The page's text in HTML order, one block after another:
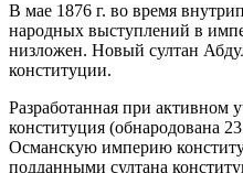
В мае 1876 г. во время
народных выступлений в
низложен. Новый султан
конституции.
Разработанная при активном
конституция (обнародована
Османскую империю
подданными султана